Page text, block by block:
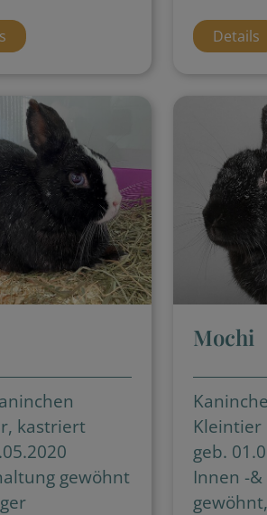
Details
kastriert
gewöhnt
Mochi
Kleintier
geb.
Innen -